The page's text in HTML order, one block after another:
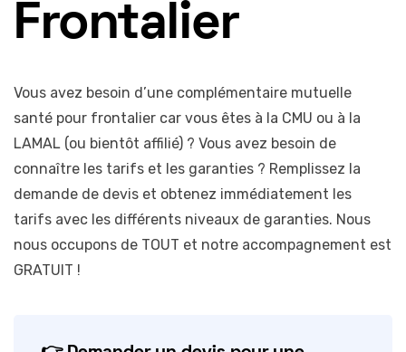
Frontalier
Vous avez besoin d’une complémentaire mutuelle
santé pour frontalier car vous êtes à la CMU ou à la
LAMAL (ou bientôt affilié) ? Vous avez besoin de
connaître les tarifs et les garanties ? Remplissez la
demande de devis et obtenez immédiatement les
tarifs avec les différents niveaux de garanties. Nous
nous occupons de TOUT et notre accompagnement est
GRATUIT !